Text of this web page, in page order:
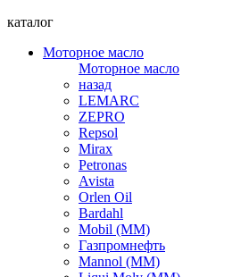
каталог
Моторное масло
Моторное масло
назад
LEMARC
ZEPRO
Repsol
Mirax
Petronas
Avista
Orlen Oil
Bardahl
Mobil (ММ)
Газпромнефть
Mannol (ММ)